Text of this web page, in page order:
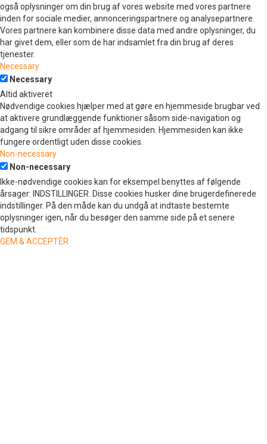
også oplysninger om din brug af vores website med vores partnere
inden for sociale medier, annonceringspartnere og analysepartnere.
Vores partnere kan kombinere disse data med andre oplysninger, du
har givet dem, eller som de har indsamlet fra din brug af deres
tjenester.
Necessary
Necessary
Altid aktiveret
Nødvendige cookies hjælper med at gøre en hjemmeside brugbar ved
at aktivere grundlæggende funktioner såsom side-navigation og
adgang til sikre områder af hjemmesiden. Hjemmesiden kan ikke
fungere ordentligt uden disse cookies.
Non-necessary
Non-necessary
Ikke-nødvendige cookies kan for eksempel benyttes af følgende
årsager: INDSTILLINGER. Disse cookies husker dine brugerdefinerede
indstillinger. På den måde kan du undgå at indtaste bestemte
oplysninger igen, når du besøger den samme side på et senere
tidspunkt.
GEM & ACCEPTÈR